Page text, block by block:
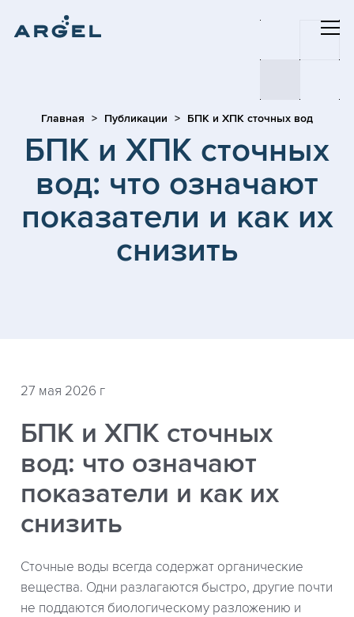
Главная Публикации БПК и ХПК сточных вод
БПК и ХПК сточных
вод: что означают
показатели и как их
снизить
27 мая 2026 г
БПК и ХПК сточных
вод: что означают
показатели и как их
снизить
Сточные воды всегда содержат органические
вещества. Одни разлагаются быстро, другие почти
не поддаются биологическому разложению и